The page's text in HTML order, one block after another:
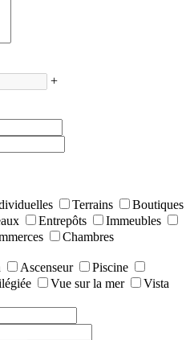
+
Terrains
Boutiques
Entrepôts
Immeubles
Chambres
Ascenseur
Piscine
Vue sur la mer
Vista